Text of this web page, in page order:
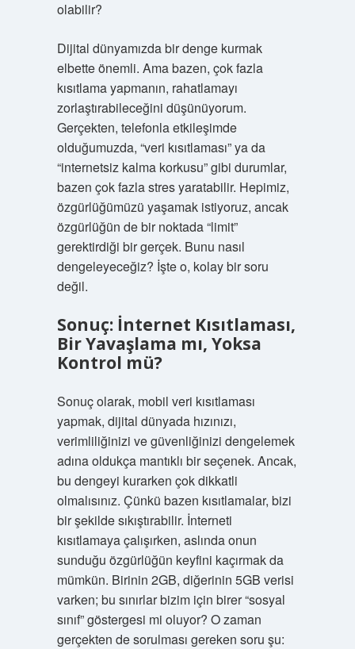
olabilir?
Dijital dünyamızda bir denge kurmak
elbette önemli. Ama bazen, çok fazla
kısıtlama yapmanın, rahatlamayı
zorlaştırabileceğini düşünüyorum.
Gerçekten, telefonla etkileşimde
olduğumuzda, “veri kısıtlaması” ya da
“internetsiz kalma korkusu” gibi durumlar,
bazen çok fazla stres yaratabilir. Hepimiz,
özgürlüğümüzü yaşamak istiyoruz, ancak
özgürlüğün de bir noktada “limit”
gerektirdiği bir gerçek. Bunu nasıl
dengeleyeceğiz? İşte o, kolay bir soru
değil.
Sonuç: İnternet Kısıtlaması,
Bir Yavaşlama mı, Yoksa
Kontrol mü?
Sonuç olarak, mobil veri kısıtlaması
yapmak, dijital dünyada hızınızı,
verimliliğinizi ve güvenliğinizi dengelemek
adına oldukça mantıklı bir seçenek. Ancak,
bu dengeyi kurarken çok dikkatli
olmalısınız. Çünkü bazen kısıtlamalar, bizi
bir şekilde sıkıştırabilir. İnterneti
kısıtlamaya çalışırken, aslında onun
sunduğu özgürlüğün keyfini kaçırmak da
mümkün. Birinin 2GB, diğerinin 5GB verisi
varken; bu sınırlar bizim için birer “sosyal
sınıf” göstergesi mi oluyor? O zaman
gerçekten de sorulması gereken soru şu: